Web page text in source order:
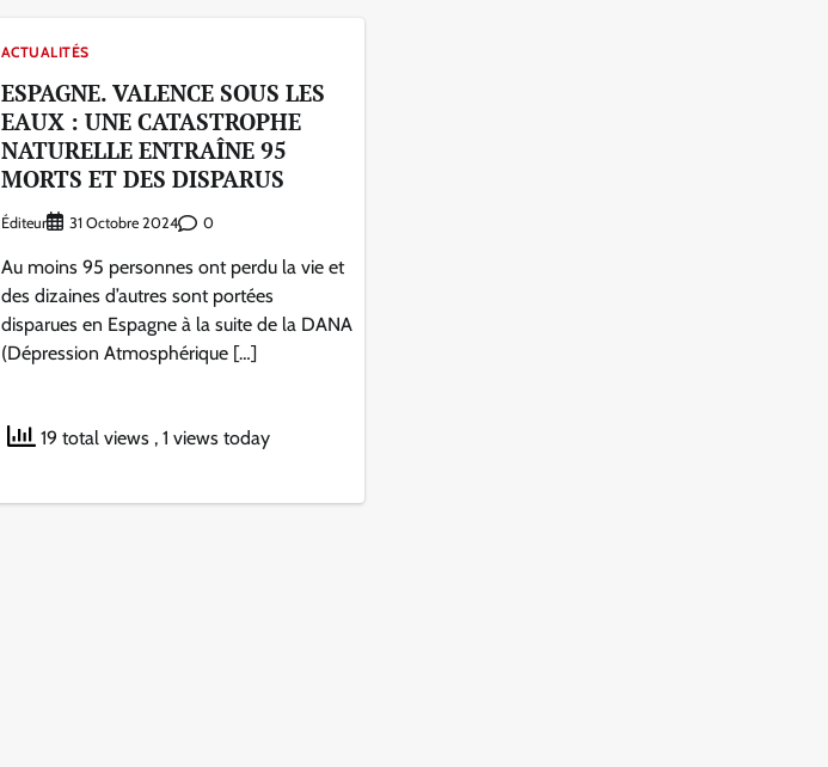
ACTUALITÉS
ESPAGNE. VALENCE SOUS LES
EAUX : UNE CATASTROPHE
NATURELLE ENTRAÎNE 95
MORTS ET DES DISPARUS
Éditeur 31 Octobre 2024 0
Au moins 95 personnes ont perdu la vie et
des dizaines d’autres sont portées
disparues en Espagne à la suite de la DANA
(Dépression Atmosphérique […]
19 total views , 1 views today